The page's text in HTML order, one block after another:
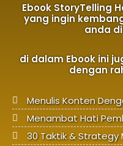
Ebook StoryTelling
yang ingin
anda
di dalam Ebook ini
dengan
Menulis Konten
Menambat Hati
30 Taktik & Strategy